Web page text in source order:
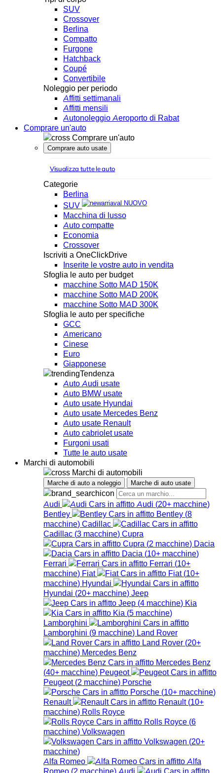
SUV
Crossover
Berlina
Compatto
Furgone
Hatchback
Coupé
Convertibile
Noleggio per periodo
Affitti settimanali
Affitti mensili
Autonoleggio Aeroporto di Rabat
Comprare un'auto
Comprare un'auto
Comprare auto usate
Visualizza tutte le auto
Categorie
Berlina
SUV
NUOVO
Macchina di lusso
Auto compatte
Economia
Crossover
Iscriviti a OneClickDrive
Inserite le vostre auto in vendita
Sfoglia le auto per budget
macchine Sotto MAD 150K
macchine Sotto MAD 200K
macchine Sotto MAD 300K
Sfoglia le auto per specifiche
GCC
Americano
Cinese
Euro
Giapponese
Tendenza
Auto Audi usate
Auto BMW usate
Auto usate Hyundai
Auto usate Mercedes Benz
Auto usate Renault
Auto cabriolet usate
Furgoni usati
Tutte le auto usate
Marchi di automobili
Marchi di automobili
Marche di auto a noleggio Marche di auto usate
Audi Audi (20+ macchine)
Bentley
Bentley (8
macchine) Cadillac
Cadillac (3 macchine) Cupra
Cupra (2 macchine) Dacia
Dacia (10+ macchine)
Ferrari
Ferrari (10+
macchine) Fiat Fiat (10+
macchine) Hyundai
Hyundai (20+ macchine) Jeep
Jeep (4 macchine) Kia
Kia (5 macchine)
Lamborghini
Lamborghini (9 macchine) Land Rover
Land Rover (20+
macchine) Mercedes Benz
Mercedes Benz
(40+ macchine) Peugeot
Peugeot (2 macchine) Porsche
Porsche (10+ macchine)
Renault
Renault (10+
macchine) Rolls Royce
Rolls Royce (6
macchine) Volkswagen
Volkswagen (20+
macchine)
Alfa Romeo
Alfa